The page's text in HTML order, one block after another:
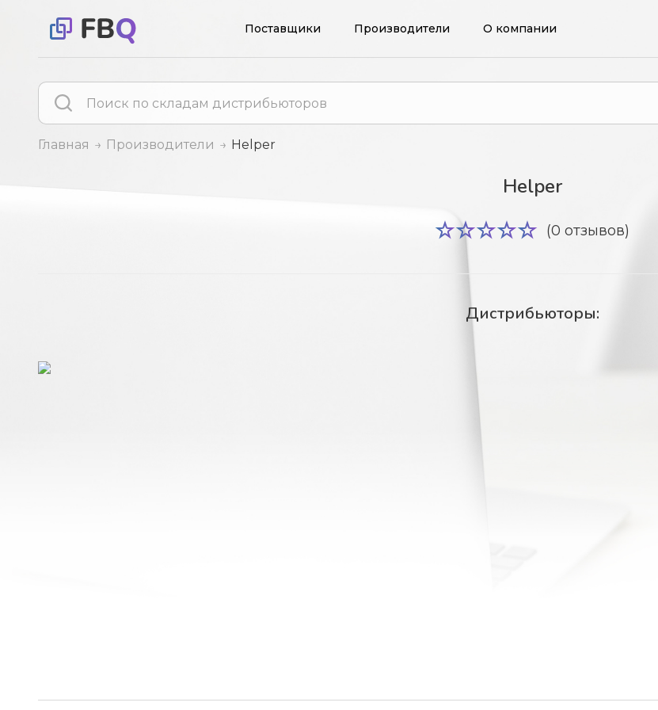
Поставщики Производители О компании
Главная Производители Helper
Helper
(0 отзывов)
Дистрибьюторы: